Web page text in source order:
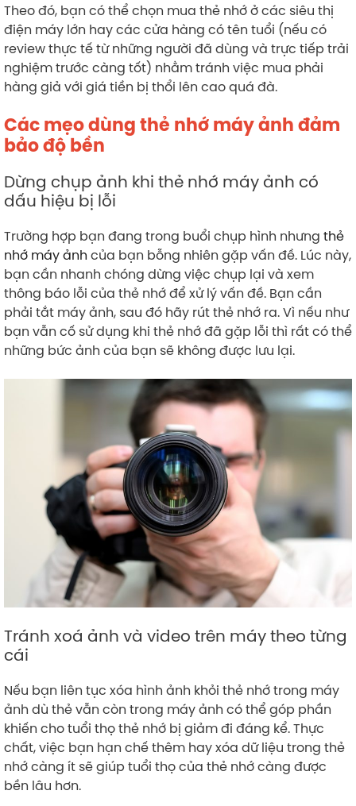
Theo đó, bạn có thể chọn mua thẻ nhớ ở các siêu thị
điện máy lớn hay các cửa hàng có tên tuổi (nếu có
review thực tế từ những người đã dùng và trực tiếp trải
nghiệm trước càng tốt) nhằm tránh việc mua phải
hàng giả với giá tiền bị thổi lên cao quá đà.
Các mẹo dùng thẻ nhớ máy ảnh đảm
bảo độ bền
Dừng chụp ảnh khi thẻ nhớ máy ảnh có
dấu hiệu bị lỗi
Trường hợp bạn đang trong buổi chụp hình nhưng thẻ
nhớ máy ảnh của bạn bỗng nhiên gặp vấn đề. Lúc này,
bạn cần nhanh chóng dừng việc chụp lại và xem
thông báo lỗi của thẻ nhớ để xử lý vấn đề. Bạn cần
phải tắt máy ảnh, sau đó hãy rút thẻ nhớ ra. Vì nếu như
bạn vẫn cố sử dụng khi thẻ nhớ đã gặp lỗi thì rất có thể
những bức ảnh của bạn sẽ không được lưu lại.
Tránh xoá ảnh và video trên máy theo từng
cái
Nếu bạn liên tục xóa hình ảnh khỏi thẻ nhớ trong máy
ảnh dù thẻ vẫn còn trong máy ảnh có thể góp phần
khiến cho tuổi thọ thẻ nhớ bị giảm đi đáng kể. Thực
chất, việc bạn hạn chế thêm hay xóa dữ liệu trong thẻ
nhớ càng ít sẽ giúp tuổi thọ của thẻ nhớ càng được
bền lâu hơn.